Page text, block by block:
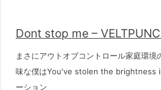
Dont stop me –
まさにアウトオブコントロール家庭環境
味な僕はYou've stolen the brightness
ーション